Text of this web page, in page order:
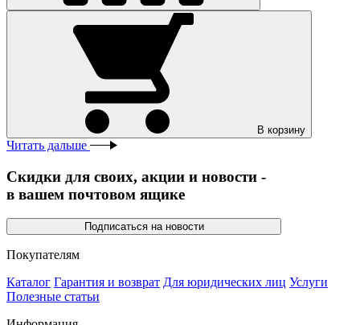
В корзину
Читать дальше
Скидки для своих, акции и новости -
в вашем почтовом ящике
Подписаться на новости
Покупателям
Каталог Гарантия и возврат Для юридических лиц Услуги
Полезные статьи